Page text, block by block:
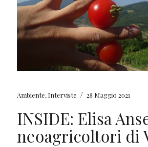
Ambiente, Interviste / 28 Maggio 2021
INSIDE: Elisa
neoagricoltori di